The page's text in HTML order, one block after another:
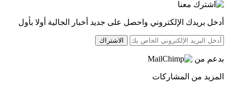
أدخل بريدك الإلكتروني واحصل على جديد أخبار الجالية أولا بأول
الاشتراك
بدعم من
المزيد من المشاركات